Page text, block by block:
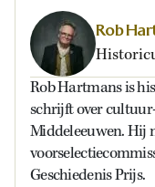
Rob
Rob Hartmans is
schrijft over
Middeleeuwen. Hij
Geschiedenis Prijs.